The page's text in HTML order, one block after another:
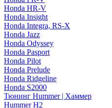
Honda HR-V
Honda Insight
Honda Integra, RS-X
Honda Jazz
Honda Odyssey
Honda Pasport
Honda Pilot
Honda Prelude
Honda Ridgeline
Honda S2000
Тюнинг Hummer | Хаммер
Hummer H2